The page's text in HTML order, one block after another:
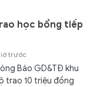
học bổng tiếp
trước
Báo GD&TĐ khu
trao 10 triệu đồng